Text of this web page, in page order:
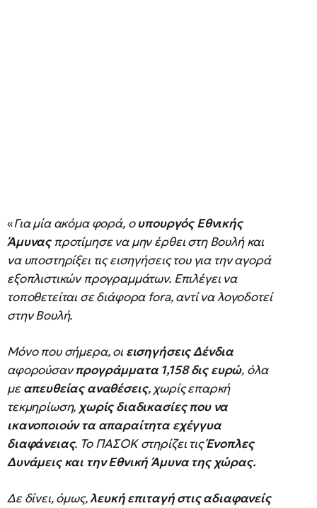
«Για μία ακόμα φορά, ουπουργός Εθνικής
Άμυναςπροτίμησε να μην έρθει στη Βουλή και
να υποστηρίξει τις εισηγήσεις του για την αγορά
εξοπλιστικών προγραμμάτων. Επιλέγει να
τοποθετείται σε διάφορα fora, αντί να λογοδοτεί
στην Βουλή.
Μόνο που σήμερα, οι εισηγήσεις Δένδια
αφορούσανπρογράμματα 1,158 δις ευρώ, όλα
μεαπευθείας αναθέσεις, χωρίς επαρκή
τεκμηρίωση, χωρίς διαδικασίες που να
ικανοποιούν τα απαραίτητα εχέγγυα
διαφάνειας. Το ΠΑΣΟΚ στηρίζει τιςΈνοπλες
Δυνάμεις και την Εθνική Άμυνα της χώρας.
Δε δίνει, όμως,λευκή επιταγή στις αδιαφανείς